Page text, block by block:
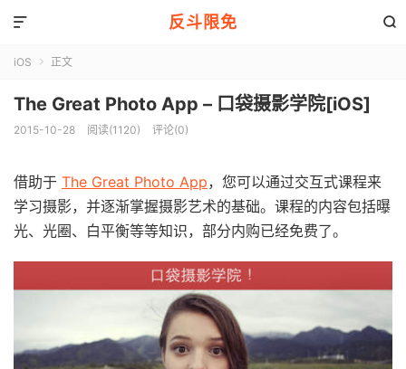
反斗限免 

iOS  正文
The Great Photo App – 口袋摄影学院[iOS]
2015-10-28 阅读(1120) 评论(0)
借助于 The Great Photo App，您可以通过交互式课程来
学习摄影，并逐渐掌握摄影艺术的基础。课程的内容包括曝
光、光圈、白平衡等等知识，部分内购已经免费了。